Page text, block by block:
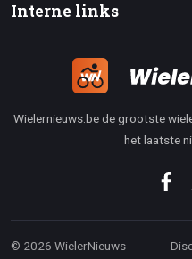
Interne links
Wielernieuws.be de grootste
het laatste
© 2026 WielerNieuws